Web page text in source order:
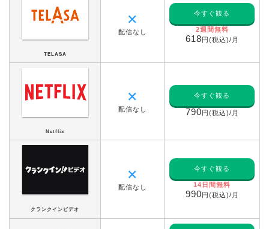
TELASA
✕
配信なし
今すぐ観る
2週間無料
618円(税込)/月
Netflix
✕
配信なし
今すぐ観る
790円(税込)/月
クランクインビデオ
✕
配信なし
今すぐ観る
14日間無料
990円(税込)/月